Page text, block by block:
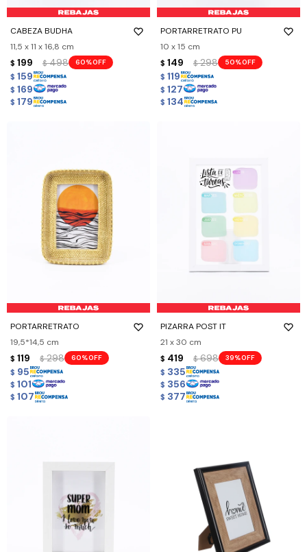
CABEZA BUDHA
11,5 x 11 x 16,8 cm
$ 199 $ 498 60
$ 159
$ 169
$ 179
PORTARRETRATO PU
10 x 15 cm
$ 149 $ 298 50
$ 119
$ 127
$ 134
PORTARRETRATO
19,5*14,5 cm
$ 119 $ 298 60
$ 95
$ 101
$ 107
PIZARRA POST IT
21 x 30 cm
$ 419 $ 698 39
$ 335
$ 356
$ 377